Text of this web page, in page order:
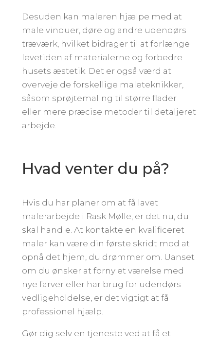
Desuden kan maleren hjælpe med at
male vinduer, døre og andre udendørs
træværk, hvilket bidrager til at forlænge
levetiden af materialerne og forbedre
husets æstetik. Det er også værd at
overveje de forskellige maleteknikker,
såsom sprøjtemaling til større flader
eller mere præcise metoder til detaljeret
arbejde.
Hvad venter du på?
Hvis du har planer om at få lavet
malerarbejde i Rask Mølle, er det nu, du
skal handle. At kontakte en kvalificeret
maler kan være din første skridt mod at
opnå det hjem, du drømmer om. Uanset
om du ønsker at forny et værelse med
nye farver eller har brug for udendørs
vedligeholdelse, er det vigtigt at få
professionel hjælp.
Gør dig selv en tjeneste ved at få et